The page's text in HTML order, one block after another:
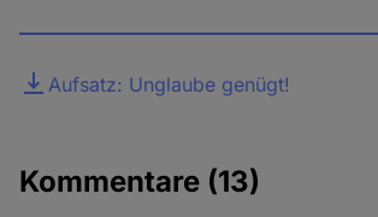
DateiAufsatz: Unglaube genügt!
Kommentare (13)